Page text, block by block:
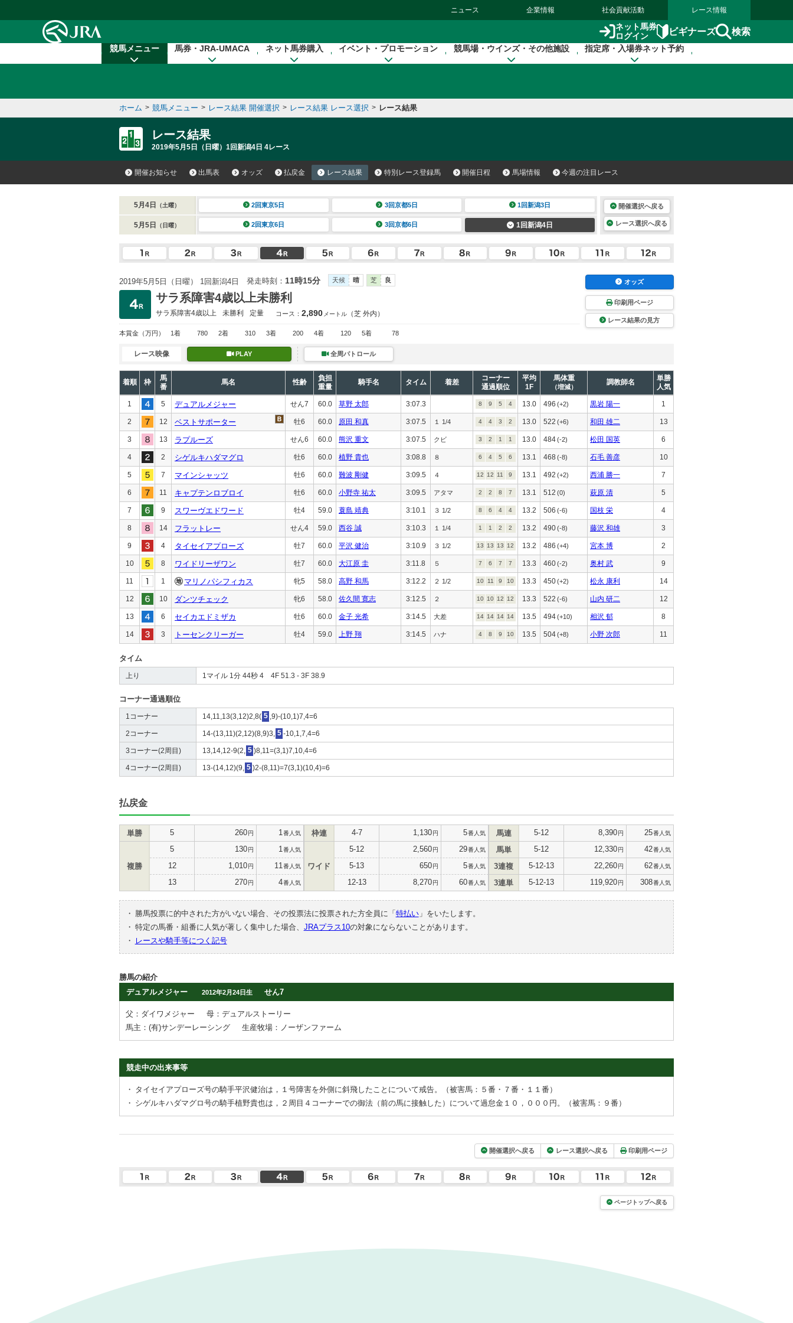
ニュース 企業情報 社会貢献活動 レース情報
ネット馬券
ログイン
ビギナーズ 検索
競馬メニュー 馬券・JRA-UMACA ネット馬券購入 イベント・プロモーション 競馬場・ウインズ・その他施設 指定席・入場券ネット予約
ホーム > 競馬メニュー > レース結果 開催選択 > レース結果 レース選択 > レース結果
レース結果
2019年5月5日（日曜）1回新潟4日 4レース
開催お知らせ 出馬表 オッズ 払戻金 レース結果 特別レース登録馬 開催日程 馬場情報 今週の注目レース
5月4日 （土曜） 2回東京5日 3回京都5日 1回新潟3日
5月5日 （日曜） 2回東京6日 3回京都6日 1回新潟4日
開催選択へ戻る
レース選択へ戻る
2019年5月5日（日曜） 1回新潟4日 発走時刻： 11時15分 天候 晴 芝 良
サラ系障害4歳以上未勝利
サラ系障害4歳以上 未勝利 定量 コース： 2,890 メートル （芝 外内）
本賞金 （万円） 1着 780 2着 310 3着 200 4着 120 5着 78
オッズ
印刷用ページ
レース結果の見方
レース映像 PLAY 全周パトロール
着順 枠
馬
番
馬名 性齢
負担
重量
騎手名 タイム 着差
コーナー
通過順位
平均
1F
馬体重
（増減）
調教師名
単勝
人気
1 5 デュアルメジャー せん7 60.0 草野 太郎 3:07.3 8 9 5 4 13.0 496 (+2) 黒岩 陽一 1
2 12 ベストサポーター 牡6 60.0 原田 和真 3:07.5 １ 1/4 4 4 3 2 13.0 522 (+6) 和田 雄二 13
3 13 ラプルーズ せん6 60.0 熊沢 重文 3:07.5 クビ 3 2 1 1 13.0 484(-2) 松田 国英 6
4 2 シゲルキハダマグロ 牡6 60.0 植野 貴也 3:08.8 ８ 6 4 5 6 13.1 468 (-8) 石毛 善彦 10
5 7 マインシャッツ 牡6 60.0 難波 剛健 3:09.5 ４ 12 12 11 9 13.1 492 (+2) 西浦 勝一 7
6 11 キャプテンロブロイ 牡6 60.0 小野寺 祐太 3:09.5 アタマ 2 2 8 7 13.1 512 (0) 萩原 清 5
7 9 スワーヴエドワード 牡4 59.0 蓑島 靖典 3:10.1 ３ 1/2 8 6 4 4 13.2 506 (-6) 国枝 栄 4
8 14 フラットレー せん4 59.0 西谷 誠 3:10.3 １ 1/4 1 1 2 2 13.2 490(-8) 藤沢 和雄 3
9 4 タイセイアプローズ 牡7 60.0 平沢 健治 3:10.9 ３ 1/2 13 13 13 12 13.2 486 (+4) 宮本 博 2
10 8 ワイドリーザワン 牡7 60.0 大江原 圭 3:11.8 ５ 7 6 7 7 13.3 460(-2) 奥村 武 9
11 1 マリノパシフィカス 牝5 58.0 高野 和馬 3:12.2 ２ 1/2 10 11 9 10 13.3 450(+2) 松永 康利 14
12 10 ダンツチェック 牝6 58.0 佐久間 寛志 3:12.5 ２ 10 10 12 12 13.3 522 (-6) 山内 研二 12
13 6 セイカエドミザカ 牡6 60.0 金子 光希 3:14.5 大差 14 14 14 14 13.5 494(+10) 相沢 郁 8
14 3 トーセンクリーガー 牡4 59.0 上野 翔 3:14.5 ハナ 4 8 9 10 13.5 504(+8) 小野 次郎 11
タイム
上り 1マイル 1分 44秒 4 4F 51.3 - 3F 38.9
コーナー通過順位
1コーナー 14,11,13(3,12)2,8( 5 ,9)-(10,1)7,4=6
2コーナー 14-(13,11)(2,12)(8,9)3, 5 -10,1,7,4=6
3コーナー(2周目) 13,14,12-9(2, 5 )8,11=(3,1)7,10,4=6
4コーナー(2周目) 13-(14,12)(9, 5 )2-(8,11)=7(3,1)(10,4)=6
払戻金
単勝 5 260円 1 番人気
複勝
5 130円 1 番人気
12 1,010円 11 番人気
13 270円 4番人気
枠連 4-7 1,130円 5番人気
ワイド
5-12 2,560円 29番人気
5-13 650円 5番人気
12-13 8,270円 60番人気
馬連 5-12 8,390円 25番人気
馬単 5-12 12,330円 42番人気
3連複 5-12-13 22,260円 62番人気
3連単 5-12-13 119,920円 308番人気
・ 勝馬投票に的中された方がいない場合、その投票法に投票された方全員に「 特払い」をいたします。
・ 特定の馬番・組番に人気が著しく集中した場合、 JRAプラス10の対象にならないことがあります。
・
レースや騎手等につく記号
勝馬の紹介
デュアルメジャー
2012年2月24日生 せん7
父：ダイワメジャー
母：デュアルストーリー
馬主：(有)サンデーレーシング
生産牧場：ノーザンファーム
競走中の出来事等
・ タイセイアプローズ号の騎手平沢健治は，１号障害を外側に斜飛したことについて戒告。（被害馬：５番・７番・１１番）
・ シゲルキハダマグロ号の騎手植野貴也は，２周目４コーナーでの御法（前の馬に接触した）について過怠金１０，０００円。（被害馬：９番）
開催選択へ戻る レース選択へ戻る 印刷用ページ
ページトップへ戻る